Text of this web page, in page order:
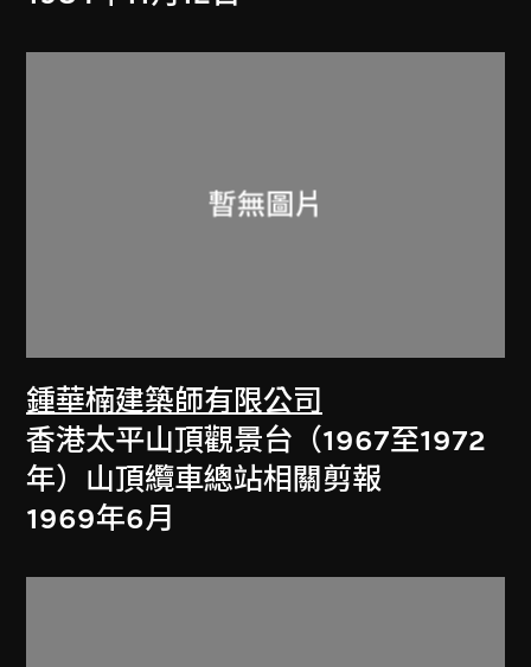
鍾華楠建築師有限公司
香港太平山頂觀景台（1967至1972
年）山頂纜車總站相關剪報
1969年6月